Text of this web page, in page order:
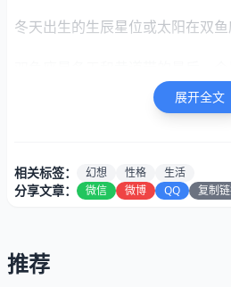
冬天出生的生辰星位或太阳在双鱼
的时候，把相对意识留给了双鱼
独特的缄默方式。你对世界上发
真挚和会体贴人，但又觉得你的思
事，一定要抓紧时间今天做完。你
声、熙熙攘攘的人群、匆忙以及紧
展开全文
相关标签： 幻想 性格 生活
分享文章： 微信 微博 QQ 复制
推荐